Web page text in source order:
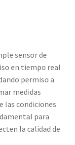
sensor de
en tiempo real
permiso a
medidas
las condiciones
para
la calidad de